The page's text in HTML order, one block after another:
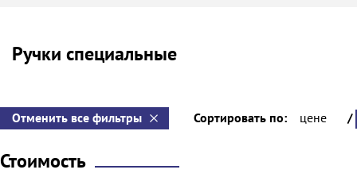
Ручки специальные
Отменить все фильтры Сортировать по: цене /
Стоимость